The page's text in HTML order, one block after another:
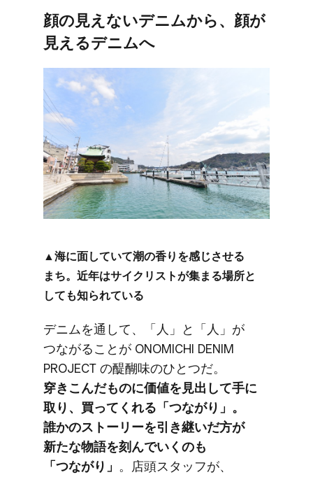
顔の​見えない​デニムから、​顔が​
見える​デニムへ
▲海に​面していて​潮の​香りを​感じさせる​
まち。​近年は​サイクリストが​集まる​場所と​
しても​知られている
デニムを​通して、​「人」と​「人」が​
つながることが​ ONOMICHI DENIM
PROJECT の​醍醐味の​ひとつだ。
穿きこんだ​ものに​価値を​見出して​手に​
取り、​買ってくれる​「つながり」。​
誰かの​ストーリーを​引き継いだ方が​
新たな​物語を​刻んでいくのも​
「つながり」 。​店頭スタッフが、​